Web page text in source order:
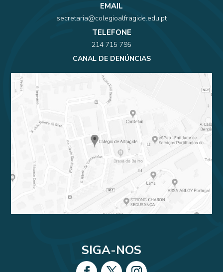
EMAIL
secretaria@colegioalfragide.edu.pt
TELEFONE
214 715 795
CANAL DE DENÚNCIAS
SIGA-NOS